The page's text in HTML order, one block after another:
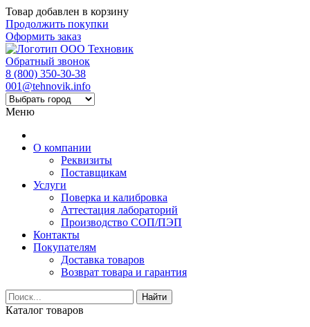
Товар добавлен в корзину
Продолжить покупки
Оформить заказ
Обратный звонок
8 (800) 350-30-38
001@tehnovik.info
Меню
О компании
Реквизиты
Поставщикам
Услуги
Поверка и калибровка
Аттестация лабораторий
Производство СОП/ПЭП
Контакты
Покупателям
Доставка товаров
Возврат товара и гарантия
Найти
Каталог товаров